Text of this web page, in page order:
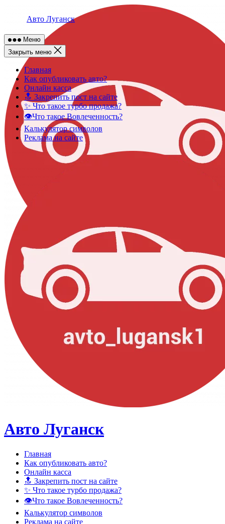
Авто Луганск
Меню
Закрыть меню
Главная
Как опубликовать авто?
Онлайн касса
🔝 Закрепить пост на сайте
✨ Что такое турбо продажа?
👁️Что такое Вовлеченность?
Калькулятор символов
Реклама на сайте
Авто Луганск
Главная
Как опубликовать авто?
Онлайн касса
🔝 Закрепить пост на сайте
✨ Что такое турбо продажа?
👁️Что такое Вовлеченность?
Калькулятор символов
Реклама на сайте